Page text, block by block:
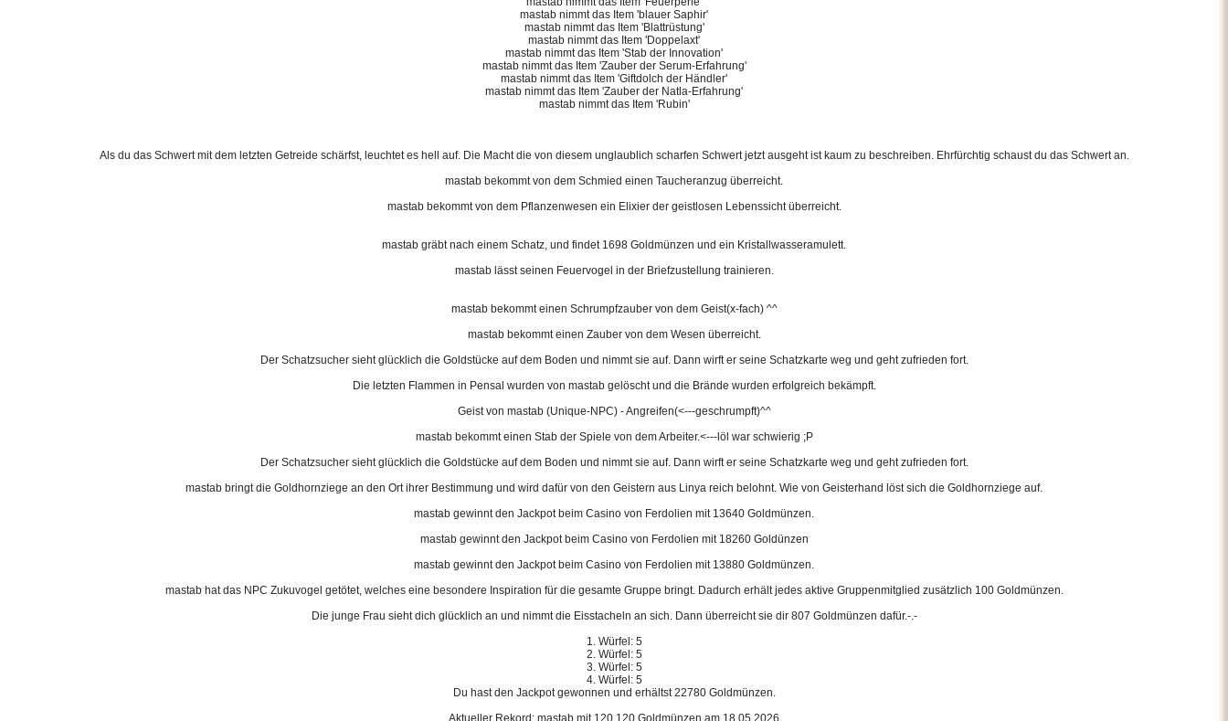
mastab nimmt das Item 'blauer Saphir'
mastab nimmt das Item 'Blattrüstung'
mastab nimmt das Item 'Doppelaxt'
mastab nimmt das Item 'Stab der Innovation'
mastab nimmt das Item 'Zauber der Serum-Erfahrung'
mastab nimmt das Item 'Giftdolch der Händler'
mastab nimmt das Item 'Zauber der Natla-Erfahrung'
mastab nimmt das Item 'Rubin'
Als du das Schwert mit dem letzten Getreide schärfst, leuchtet es hell auf. Die Macht die von diesem unglaublich scharfen Schwert jetzt ausgeht ist kaum zu beschreiben. Ehrfürchtig schaust du das Schwert an.
mastab bekommt von dem Schmied einen Taucheranzug überreicht.
mastab bekommt von dem Pflanzenwesen ein Elixier der geistlosen Lebenssicht überreicht.
mastab gräbt nach einem Schatz, und findet 1698 Goldmünzen und ein Kristallwasseramulett.
mastab lässt seinen Feuervogel in der Briefzustellung trainieren.
mastab bekommt einen Schrumpfzauber von dem Geist(x-fach) ^^
mastab bekommt einen Zauber von dem Wesen überreicht.
Der Schatzsucher sieht glücklich die Goldstücke auf dem Boden und nimmt sie auf. Dann wirft er seine Schatzkarte weg und geht zufrieden fort.
Die letzten Flammen in Pensal wurden von mastab gelöscht und die Brände wurden erfolgreich bekämpft.
Geist von mastab (Unique-NPC) - Angreifen(<---geschrumpft)^^
mastab bekommt einen Stab der Spiele von dem Arbeiter.<---löl war schwierig ;P
Der Schatzsucher sieht glücklich die Goldstücke auf dem Boden und nimmt sie auf. Dann wirft er seine Schatzkarte weg und geht zufrieden fort.
mastab bringt die Goldhornziege an den Ort ihrer Bestimmung und wird dafür von den Geistern aus Linya reich belohnt. Wie von Geisterhand löst sich die Goldhornziege auf.
mastab gewinnt den Jackpot beim Casino von Ferdolien mit 13640 Goldmünzen.
mastab gewinnt den Jackpot beim Casino von Ferdolien mit 18260 Goldünzen
mastab gewinnt den Jackpot beim Casino von Ferdolien mit 13880 Goldmünzen.
mastab hat das NPC Zukuvogel getötet, welches eine besondere Inspiration für die gesamte Gruppe bringt. Dadurch erhält jedes aktive Gruppenmitglied zusätzlich 100 Goldmünzen.
Die junge Frau sieht dich glücklich an und nimmt die Eisstacheln an sich. Dann überreicht sie dir 807 Goldmünzen dafür.-.-
1. Würfel: 5
2. Würfel: 5
3. Würfel: 5
4. Würfel: 5
Du hast den Jackpot gewonnen und erhältst 22780 Goldmünzen.
Aktueller Rekord: mastab mit 120.120 Goldmünzen am 18.05.2026